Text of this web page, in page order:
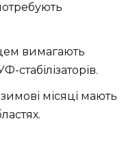
вимагають
стабілізаторів.
місяці мають